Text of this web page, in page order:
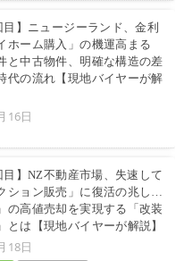
目】ニュージーランド、金利
ホーム購入」の機運高まる
と中古物件、明確な構造の差
代の流れ【現地バイヤーが解
16日
目】NZ不動産市場、失速して
ション販売」に復活の兆し…
の高値売却を実現する「改装
とは【現地バイヤーが解説】
18日